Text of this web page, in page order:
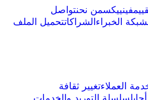
فينييكسمن نحنتواصل
شبكة الخبراءالشراكاتتحميل الملف
العملاءتغيير ثقافة